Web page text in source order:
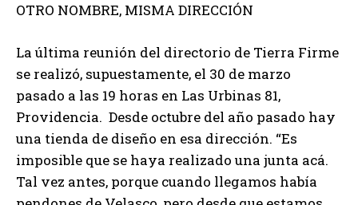
OTRO NOMBRE, MISMA DIRECCIÓN
La última reunión del directorio de Tierra Firme
se realizó, supuestamente, el 30 de marzo
pasado a las 19 horas en Las Urbinas 81,
Providencia. Desde octubre del año pasado hay
una tienda de diseño en esa dirección. “Es
imposible que se haya realizado una junta acá.
Tal vez antes, porque cuando llegamos había